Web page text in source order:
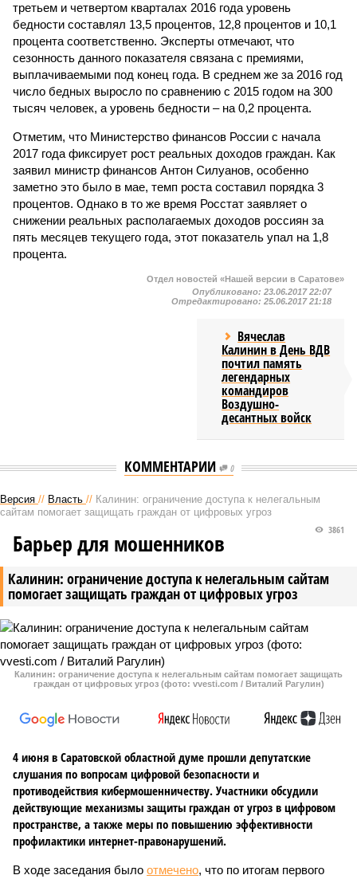
третьем и четвертом кварталах 2016 года уровень
бедности составлял 13,5 процентов, 12,8 процентов и 10,1
процента соответственно. Эксперты отмечают, что
сезонность данного показателя связана с премиями,
выплачиваемыми под конец года. В среднем же за 2016 год
число бедных выросло по сравнению с 2015 годом на 300
тысяч человек, а уровень бедности – на 0,2 процента.
Отметим, что Министерство финансов России с начала
2017 года фиксирует рост реальных доходов граждан. Как
заявил министр финансов Антон Силуанов, особенно
заметно это было в мае, темп роста составил порядка 3
процентов. Однако в то же время Росстат заявляет о
снижении реальных располагаемых доходов россиян за
пять месяцев текущего года, этот показатель упал на 1,8
процента.
Отдел новостей «Нашей версии в Саратове»
Опубликовано: 23.06.2017 22:07
Отредактировано: 25.06.2017 21:18
Вячеслав
Калинин в День ВДВ
почтил память
легендарных
командиров
Воздушно-
десантных войск
КОММЕНТАРИИ 0
Версия // Власть // Калинин: ограничение доступа к нелегальным
сайтам помогает защищать граждан от цифровых угроз
Калинин: ограничение доступа к нелегальным сайтам
помогает защищать граждан от цифровых угроз
3861
Барьер для мошенников
Калинин: ограничение доступа к нелегальным сайтам помогает защищать
граждан от цифровых угроз (фото: vvesti.com / Виталий Рагулин)
4 июня в Саратовской областной думе прошли депутатские
слушания по вопросам цифровой безопасности и
противодействия кибермошенничеству. Участники обсудили
действующие механизмы защиты граждан от угроз в цифровом
пространстве, а также меры по повышению эффективности
профилактики интернет-правонарушений.
В ходе заседания было отмечено, что по итогам первого